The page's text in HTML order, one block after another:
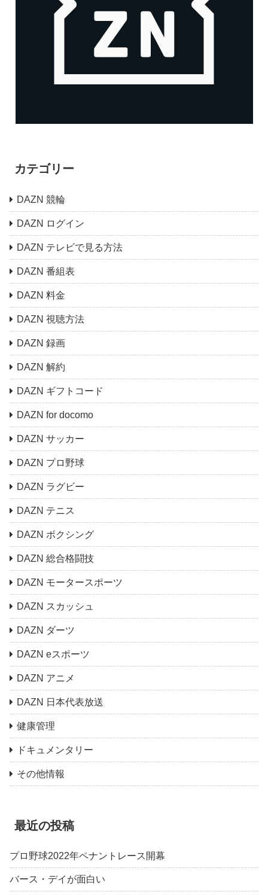
カテゴリー
DAZN 競輪
DAZN ログイン
DAZN テレビで見る方法
DAZN 番組表
DAZN 料金
DAZN 視聴方法
DAZN 録画
DAZN 解約
DAZN ギフトコード
DAZN for docomo
DAZN サッカー
DAZN プロ野球
DAZN ラグビー
DAZN テニス
DAZN ボクシング
DAZN 総合格闘技
DAZN モータースポーツ
DAZN スカッシュ
DAZN ダーツ
DAZN eスポーツ
DAZN アニメ
DAZN 日本代表放送
健康管理
ドキュメンタリー
その他情報
最近の投稿
プロ野球2022年ペナントレース開幕
バース・デイが面白い